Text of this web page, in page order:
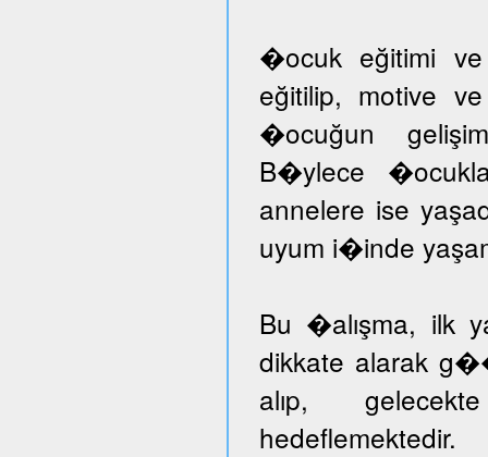
�ocuk eğitimi ve
eğitilip, motive
�ocuğun
B�ylece
annelere ise
uyum i�inde
Bu �alışma, ilk
dikkate alarak
alıp,
hedeflemektedir.